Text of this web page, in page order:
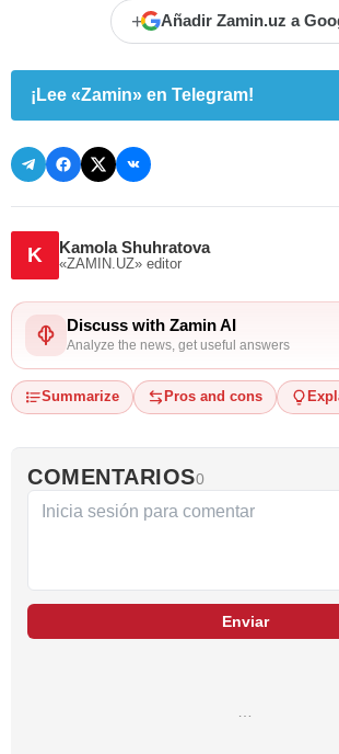
+ Añadir Zamin.uz a
¡Lee «Zamin» en Telegram!
K Kamola Shuhratova
«ZAMIN.UZ» editor
Discuss with Zamin AI
Analyze the news, get useful answers
Summarize Pros and cons
COMENTARIOS0
Enviar